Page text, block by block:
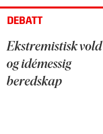
DEBATT
Ekstremistisk vold
og idémessig
beredskap